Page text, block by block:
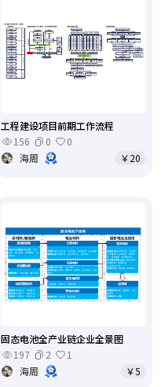
工程建设项目前期工作流程
156
0
0
海周
￥20
固态电池全产业链企业全景图
197
2
1
海周
￥5